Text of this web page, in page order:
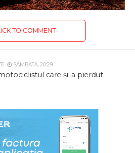
TO COMMENT
SÂMBĂTĂ, 20:29
care și-a pierdut